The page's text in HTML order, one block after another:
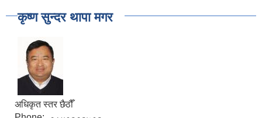
कृष्ण सुन्दर थापा मगर
अधिकृत स्तर छैठौँ